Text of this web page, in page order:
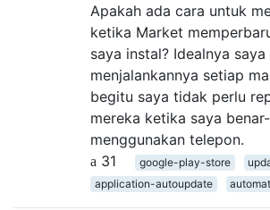
Apakah ada cara untuk
ketika Market
saya instal? Idealnya
menjalankannya setiap
begitu saya tidak perlu
mereka ketika saya
menggunakan telepon.
31
google-play-store
application-autoupdate